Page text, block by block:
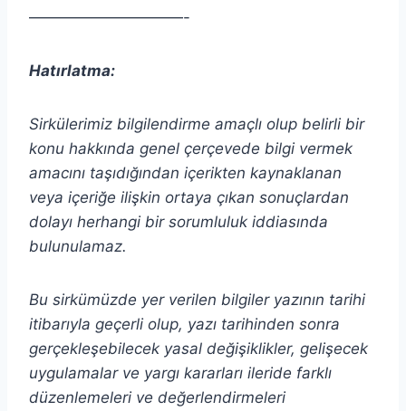
——————————-
Hatırlatma:
Sirkülerimiz bilgilendirme amaçlı olup belirli bir
konu hakkında genel çerçevede bilgi vermek
amacını taşıdığından içerikten kaynaklanan
veya içeriğe ilişkin ortaya çıkan sonuçlardan
dolayı herhangi bir sorumluluk iddiasında
bulunulamaz.
Bu sirkümüzde yer verilen bilgiler yazının tarihi
itibarıyla geçerli olup, yazı tarihinden sonra
gerçekleşebilecek yasal değişiklikler, gelişecek
uygulamalar ve yargı kararları ileride farklı
düzenlemeleri ve değerlendirmeleri